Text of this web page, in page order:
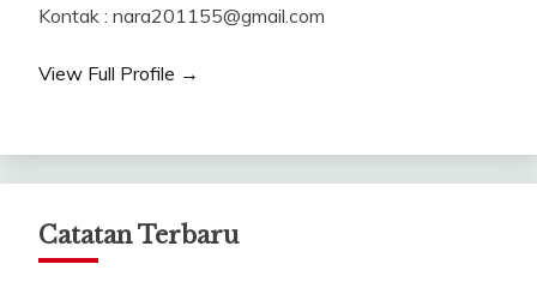
Kontak : nara201155@gmail.com
View Full Profile →
Catatan Terbaru